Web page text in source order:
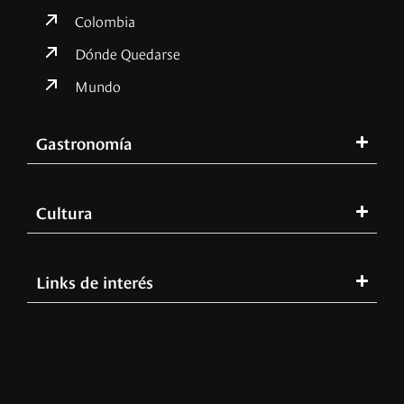
Colombia
Dónde Quedarse
Mundo
Gastronomía
Cultura
Links de interés